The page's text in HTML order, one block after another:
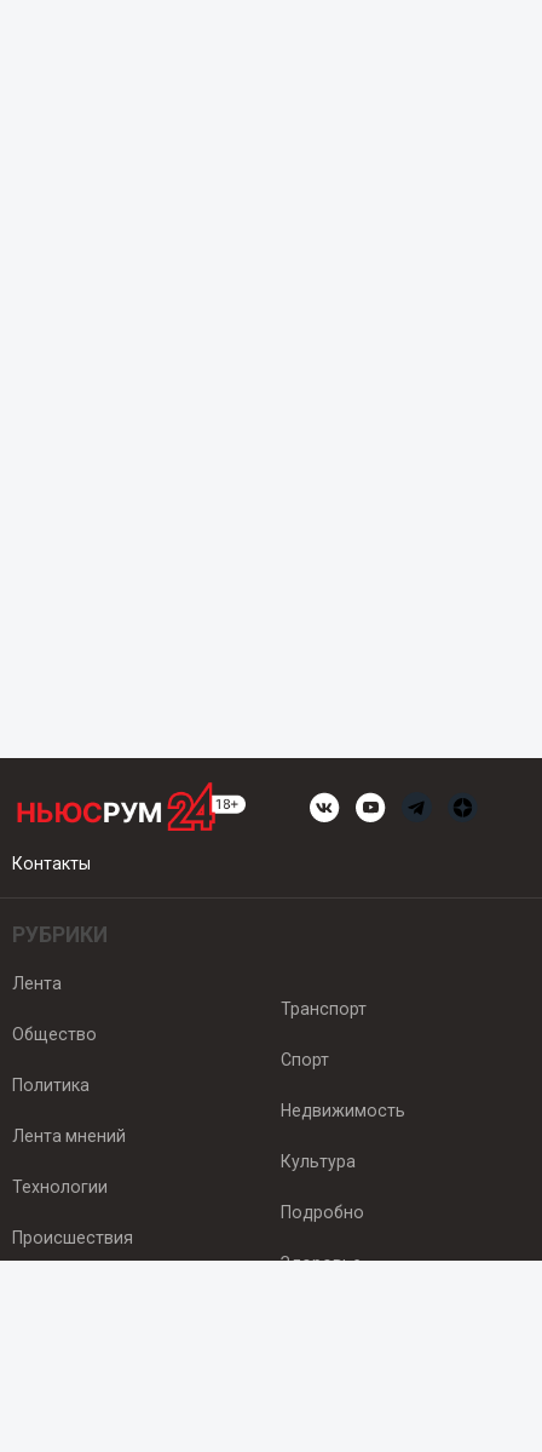
Контакты
РУБРИКИ
Лента
Общество
Политика
Лента мнений
Технологии
Происшествия
Транспорт
Спорт
Недвижимость
Культура
Подробно
Здоровье